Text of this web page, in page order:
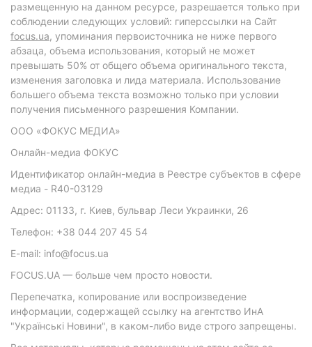
размещенную на данном ресурсе, разрешается только при
соблюдении следующих условий: гиперссылки на Сайт
focus.ua, упоминания первоисточника не ниже первого
абзаца, объема использования, который не может
превышать 50% от общего объема оригинального текста,
изменения заголовка и лида материала. Использование
большего объема текста возможно только при условии
получения письменного разрешения Компании.
ООО «ФОКУС МЕДИА»
Онлайн-медиа ФОКУС
Идентификатор онлайн-медиа в Реестре субъектов в сфере
медиа - R40-03129
Адрес: 01133, г. Киев, бульвар Леси Украинки, 26
Телефон: +38 044 207 45 54
E-mail: info@focus.ua
FOCUS.UA — больше чем просто новости.
Перепечатка, копирование или воспроизведение
информации, содержащей ссылку на агентство ИнА
"Українські Новини", в каком-либо виде строго запрещены.